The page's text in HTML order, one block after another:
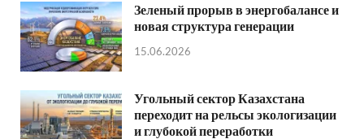
Зеленый прорыв в энергобалансе и
новая структура генерации
15.06.2026
Угольный сектор Казахстана
переходит на рельсы экологизации
и глубокой переработки